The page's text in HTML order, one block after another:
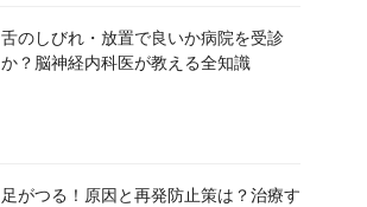
舌のしびれ・放置で良いか病院を受診
か？脳神経内科医が教える全知識
足がつる！原因と再発防止策は？治療す